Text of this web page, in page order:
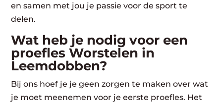
en samen met jou je passie voor de sport te
delen.
Wat heb je nodig voor een
proefles Worstelen in
Leemdobben?
Bij ons hoef je je geen zorgen te maken over wat
je moet meenemen voor je eerste proefles. Het